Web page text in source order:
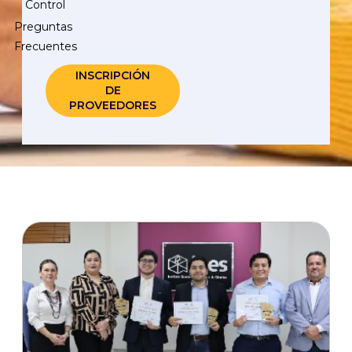
Control
Preguntas
Frecuentes
INSCRIPCIÓN
DE
PROVEEDORES